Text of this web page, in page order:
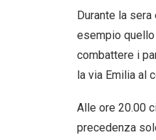
Durante la
esempio quello
combattere i
la via Emilia al
Alle ore 20.00
precedenza